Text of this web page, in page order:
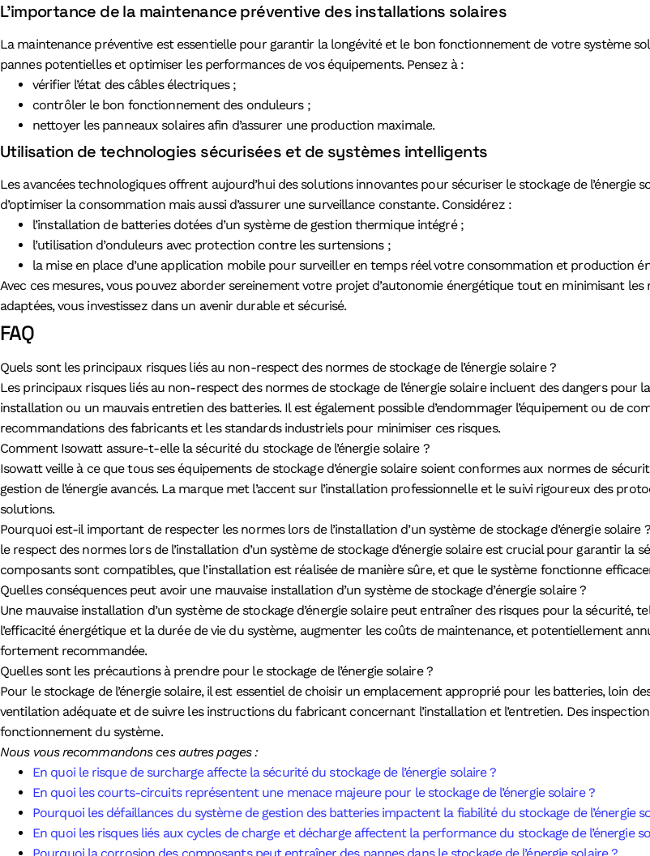
L’importance de la maintenance préventive des installations solaires
La maintenance préventive est essentielle pour garantir la longévité et le bon fonctionnement de votre système
pannes potentielles et optimiser les performances de vos équipements. Pensez à :
vérifier l’état des câbles électriques ;
contrôler le bon fonctionnement des onduleurs ;
nettoyer les panneaux solaires afin d’assurer une production maximale.
Utilisation de technologies sécurisées et de systèmes intelligents
Les avancées technologiques offrent aujourd’hui des solutions innovantes pour sécuriser le stockage de
d’optimiser la consommation mais aussi d’assurer une surveillance constante. Considérez :
l’installation de batteries dotées d’un système de gestion thermique intégré ;
l’utilisation d’onduleurs avec protection contre les surtensions ;
la mise en place d’une application mobile pour surveiller en temps réel votre consommation et production
Avec ces mesures, vous pouvez aborder sereinement votre projet d’autonomie énergétique tout en minimisant
adaptées, vous investissez dans un avenir durable et sécurisé.
FAQ
Quels sont les principaux risques liés au non-respect des normes de stockage de l’énergie solaire ?
Les principaux risques liés au non-respect des normes de stockage de l’énergie solaire incluent des dangers pour
installation ou un mauvais entretien des batteries. Il est également possible d’endommager l’équipement ou de
recommandations des fabricants et les standards industriels pour minimiser ces risques.
Comment Isowatt assure-t-elle la sécurité du stockage de l’énergie solaire ?
Isowatt veille à ce que tous ses équipements de stockage d’énergie solaire soient conformes aux normes de
gestion de l’énergie avancés. La marque met l’accent sur l’installation professionnelle et le suivi rigoureux des
solutions.
Pourquoi est-il important de respecter les normes lors de l’installation d’un système de stockage d’énergie solaire ?
le respect des normes lors de l’installation d’un système de stockage d’énergie solaire est crucial pour garantir la
composants sont compatibles, que l’installation est réalisée de manière sûre, et que le système fonctionne
Quelles conséquences peut avoir une mauvaise installation d’un système de stockage d’énergie solaire ?
Une mauvaise installation d’un système de stockage d’énergie solaire peut entraîner des risques pour la
l’efficacité énergétique et la durée de vie du système, augmenter les coûts de maintenance, et potentiellement
fortement recommandée.
Quelles sont les précautions à prendre pour le stockage de l’énergie solaire ?
Pour le stockage de l’énergie solaire, il est essentiel de choisir un emplacement approprié pour les batteries, loin
ventilation adéquate et de suivre les instructions du fabricant concernant l’installation et l’entretien. Des
fonctionnement du système.
Nous vous recommandons ces autres pages :
En quoi le risque de surcharge affecte la sécurité du stockage de l’énergie solaire ?
En quoi les courts-circuits représentent une menace majeure pour le stockage de l’énergie solaire ?
Pourquoi les défaillances du système de gestion des batteries impactent la fiabilité du stockage de l’énergie
En quoi les risques liés aux cycles de charge et décharge affectent la performance du stockage de l’énergie